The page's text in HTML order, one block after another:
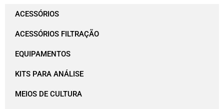
ACESSÓRIOS
ACESSÓRIOS FILTRAÇÃO
EQUIPAMENTOS
KITS PARA ANÁLISE
MEIOS DE CULTURA